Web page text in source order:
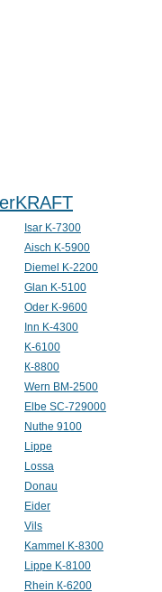
Isar K-7300
Aisch K-5900
Diemel K-2200
Glan K-5100
Oder K-9600
Inn K-4300
K-6100
К-8800
Wern BM-2500
Elbe SC-729000
Nuthe 9100
Lippe
Lossa
Donau
Eider
Vils
Kammel K-8300
Lippe K-8100
Rhein К-6200